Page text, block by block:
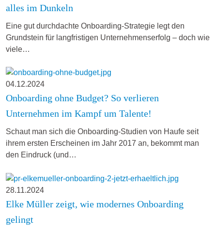
alles im Dunkeln
Eine gut durchdachte Onboarding-Strategie legt den
Grundstein für langfristigen Unternehmenserfolg – doch wie
viele…
04.12.2024
Onboarding ohne Budget? So verlieren
Unternehmen im Kampf um Talente!
Schaut man sich die Onboarding-Studien von Haufe seit
ihrem ersten Erscheinen im Jahr 2017 an, bekommt man
den Eindruck (und…
28.11.2024
Elke Müller zeigt, wie modernes Onboarding
gelingt